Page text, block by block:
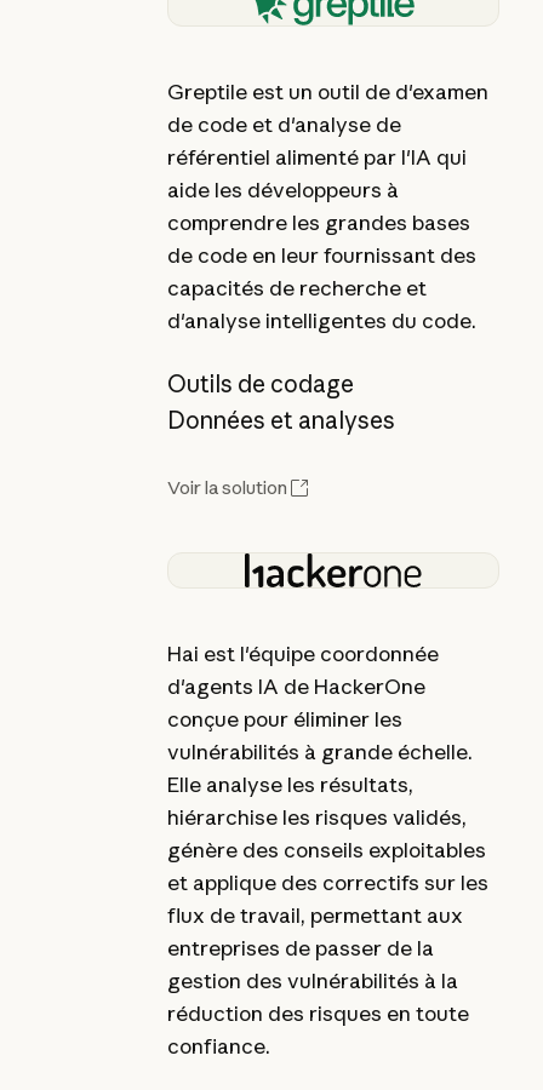
Greptile est un outil de d'examen
de code et d'analyse de
référentiel alimenté par l'IA qui
aide les développeurs à
comprendre les grandes bases
de code en leur fournissant des
capacités de recherche et
d'analyse intelligentes du code.
Outils de codage
Données et analyses
Voir la solution
Hai est l'équipe coordonnée
d'agents IA de HackerOne
conçue pour éliminer les
vulnérabilités à grande échelle.
Elle analyse les résultats,
hiérarchise les risques validés,
génère des conseils exploitables
et applique des correctifs sur les
flux de travail, permettant aux
entreprises de passer de la
gestion des vulnérabilités à la
réduction des risques en toute
confiance.